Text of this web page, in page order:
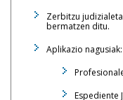
Zerbitzu
bermatzen ditu.
Aplikazio nagusiak:
Espediente